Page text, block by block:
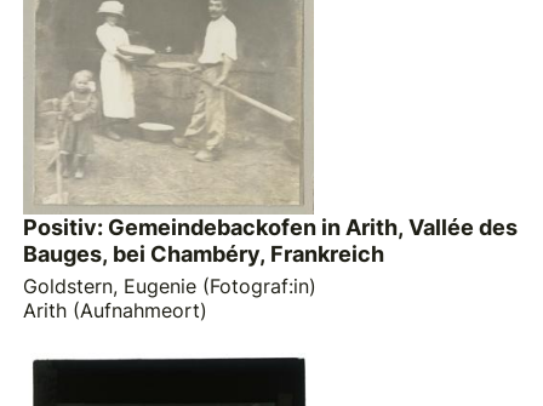
Positiv: Gemeindebackofen in Arith, Vallée des
Bauges, bei Chambéry, Frankreich
Goldstern, Eugenie (Fotograf:in)
Arith (Aufnahmeort)